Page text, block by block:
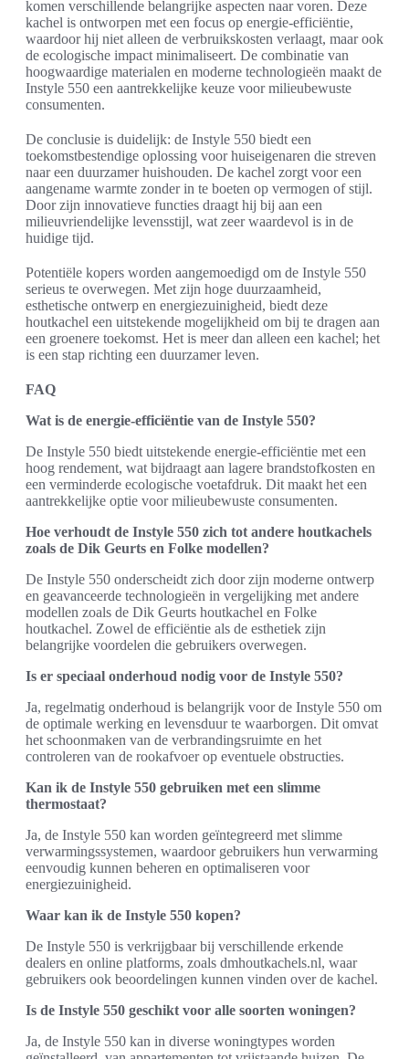
komen verschillende belangrijke aspecten naar voren. Deze
kachel is ontworpen met een focus op energie-efficiëntie,
waardoor hij niet alleen de verbruikskosten verlaagt, maar ook
de ecologische impact minimaliseert. De combinatie van
hoogwaardige materialen en moderne technologieën maakt de
Instyle 550 een aantrekkelijke keuze voor milieubewuste
consumenten.
De conclusie is duidelijk: de Instyle 550 biedt een
toekomstbestendige oplossing voor huiseigenaren die streven
naar een duurzamer huishouden. De kachel zorgt voor een
aangename warmte zonder in te boeten op vermogen of stijl.
Door zijn innovatieve functies draagt hij bij aan een
milieuvriendelijke levensstijl, wat zeer waardevol is in de
huidige tijd.
Potentiële kopers worden aangemoedigd om de Instyle 550
serieus te overwegen. Met zijn hoge duurzaamheid,
esthetische ontwerp en energiezuinigheid, biedt deze
houtkachel een uitstekende mogelijkheid om bij te dragen aan
een groenere toekomst. Het is meer dan alleen een kachel; het
is een stap richting een duurzamer leven.
FAQ
Wat is de energie-efficiëntie van de Instyle 550?
De Instyle 550 biedt uitstekende energie-efficiëntie met een
hoog rendement, wat bijdraagt aan lagere brandstofkosten en
een verminderde ecologische voetafdruk. Dit maakt het een
aantrekkelijke optie voor milieubewuste consumenten.
Hoe verhoudt de Instyle 550 zich tot andere houtkachels
zoals de Dik Geurts en Folke modellen?
De Instyle 550 onderscheidt zich door zijn moderne ontwerp
en geavanceerde technologieën in vergelijking met andere
modellen zoals de Dik Geurts houtkachel en Folke
houtkachel. Zowel de efficiëntie als de esthetiek zijn
belangrijke voordelen die gebruikers overwegen.
Is er speciaal onderhoud nodig voor de Instyle 550?
Ja, regelmatig onderhoud is belangrijk voor de Instyle 550 om
de optimale werking en levensduur te waarborgen. Dit omvat
het schoonmaken van de verbrandingsruimte en het
controleren van de rookafvoer op eventuele obstructies.
Kan ik de Instyle 550 gebruiken met een slimme
thermostaat?
Ja, de Instyle 550 kan worden geïntegreerd met slimme
verwarmingssystemen, waardoor gebruikers hun verwarming
eenvoudig kunnen beheren en optimaliseren voor
energiezuinigheid.
Waar kan ik de Instyle 550 kopen?
De Instyle 550 is verkrijgbaar bij verschillende erkende
dealers en online platforms, zoals dmhoutkachels.nl, waar
gebruikers ook beoordelingen kunnen vinden over de kachel.
Is de Instyle 550 geschikt voor alle soorten woningen?
Ja, de Instyle 550 kan in diverse woningtypes worden